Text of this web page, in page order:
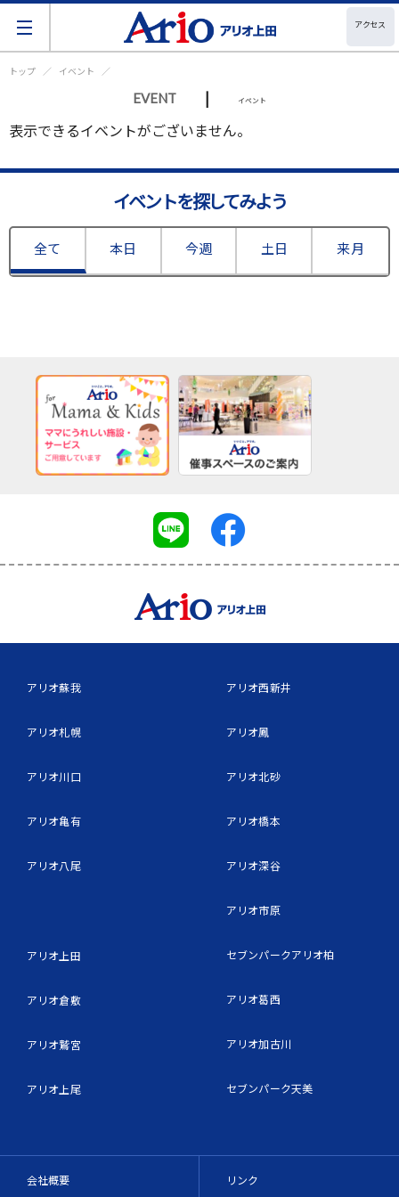
アクセス
トップ イベント
EVENT | イベント
表示できるイベントがございません。
イベントを探してみよう
全て 本日 今週 土日 来月
アリオ蘇我
アリオ札幌
アリオ川口
アリオ亀有
アリオ八尾
アリオ上田
アリオ倉敷
アリオ鷲宮
アリオ上尾
アリオ西新井
アリオ鳳
アリオ北砂
アリオ橋本
アリオ深谷
アリオ市原
セブンパークアリオ柏
アリオ葛西
アリオ加古川
セブンパーク天美
会社概要 リンク